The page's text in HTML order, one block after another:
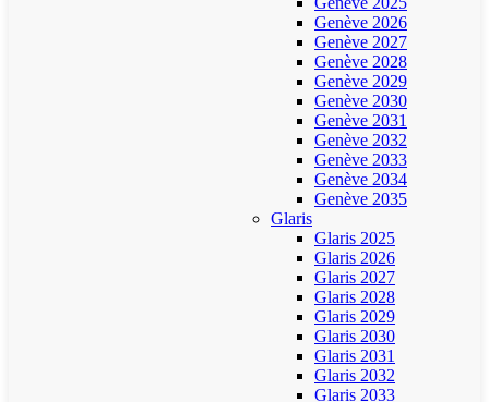
Genève 2026
Genève 2027
Genève 2028
Genève 2029
Genève 2030
Genève 2031
Genève 2032
Genève 2033
Genève 2034
Genève 2035
Glaris
Glaris 2025
Glaris 2026
Glaris 2027
Glaris 2028
Glaris 2029
Glaris 2030
Glaris 2031
Glaris 2032
Glaris 2033